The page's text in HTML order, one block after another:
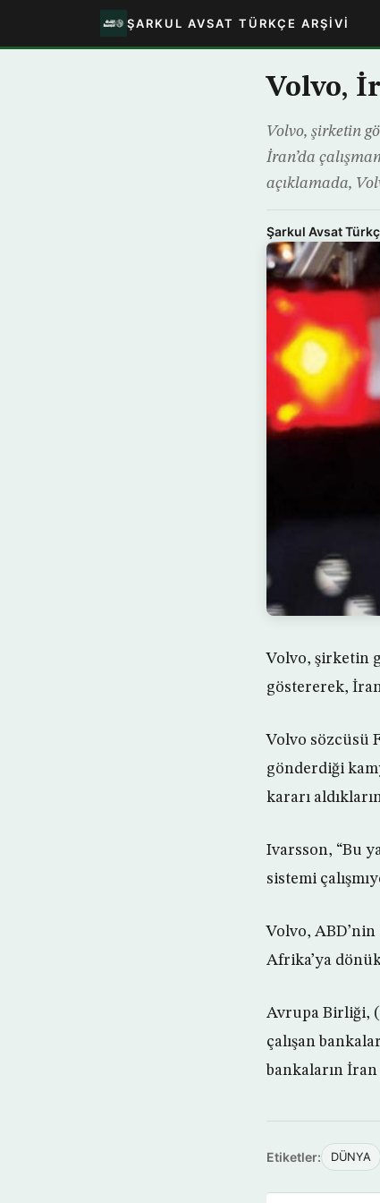
ŞARKUL AVSAT TÜRKÇE ARŞIVI
Volvo,
Volvo, şirketin
İran’da
açıklamada,
Şarkul Avsat
Volvo, şirketin
göstererek,
Volvo sözcüsü
gönderdiği
kararı
Ivarsson, “Bu
sistemi
Volvo, ABD’nin
Afrika’ya
Avrupa Birliği,
çalışan
bankaların
Etiketler: DÜNYA